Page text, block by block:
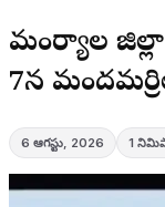
మంచిర్యాల
7న
6 ఆగస్టు, 2026 1